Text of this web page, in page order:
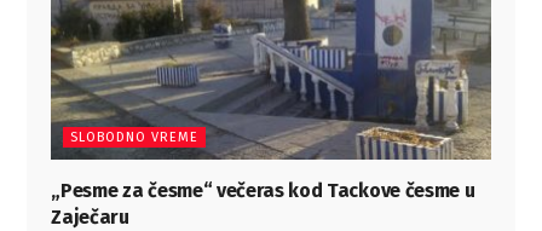
SLOBODNO VREME
„Pesme za česme“ večeras kod Tackove česme u
Zaječaru